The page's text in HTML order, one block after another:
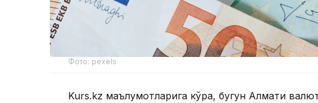
Фото: pexels
Kurs.kz маълумотларига кўра, бугун Алмати